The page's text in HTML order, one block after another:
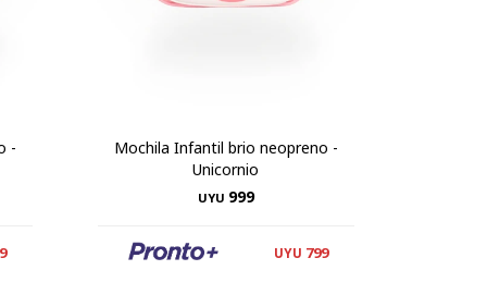
-
Mochila Infantil brio neopreno -
Unicornio
UYU 999
UYU 799